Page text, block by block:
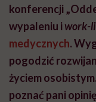
konferencji
wypaleniu i work-
medycznych.
pogodzić
życiem
poznać pani